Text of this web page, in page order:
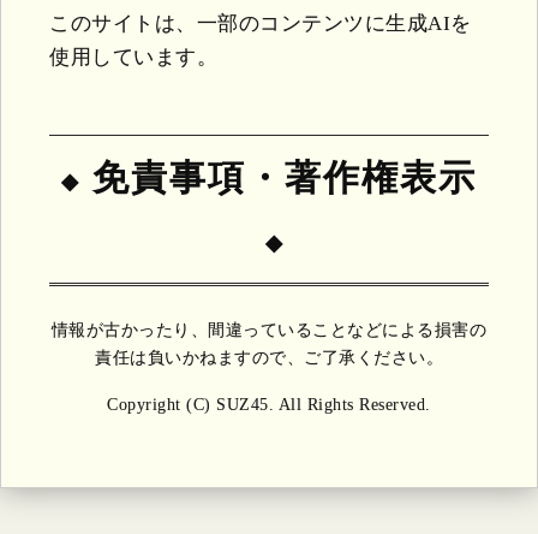
このサイトは、一部のコンテンツに生成AIを
使用しています。
免責事項・著作権表示
情報が古かったり、間違っていることなどによる損害の
責任は負いかねますので、ご了承ください。
Copyright (C) SUZ45. All Rights Reserved.